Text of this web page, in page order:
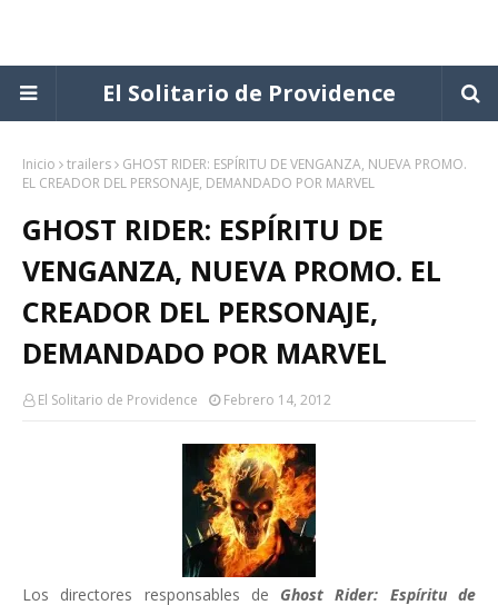
El Solitario de Providence
Inicio trailers
GHOST RIDER: ESPÍRITU DE VENGANZA, NUEVA PROMO.
EL CREADOR DEL PERSONAJE, DEMANDADO POR MARVEL
GHOST RIDER: ESPÍRITU DE
VENGANZA, NUEVA PROMO. EL
CREADOR DEL PERSONAJE,
DEMANDADO POR MARVEL
El Solitario de Providence Febrero 14, 2012
Los directores responsables de Ghost Rider: Espíritu de